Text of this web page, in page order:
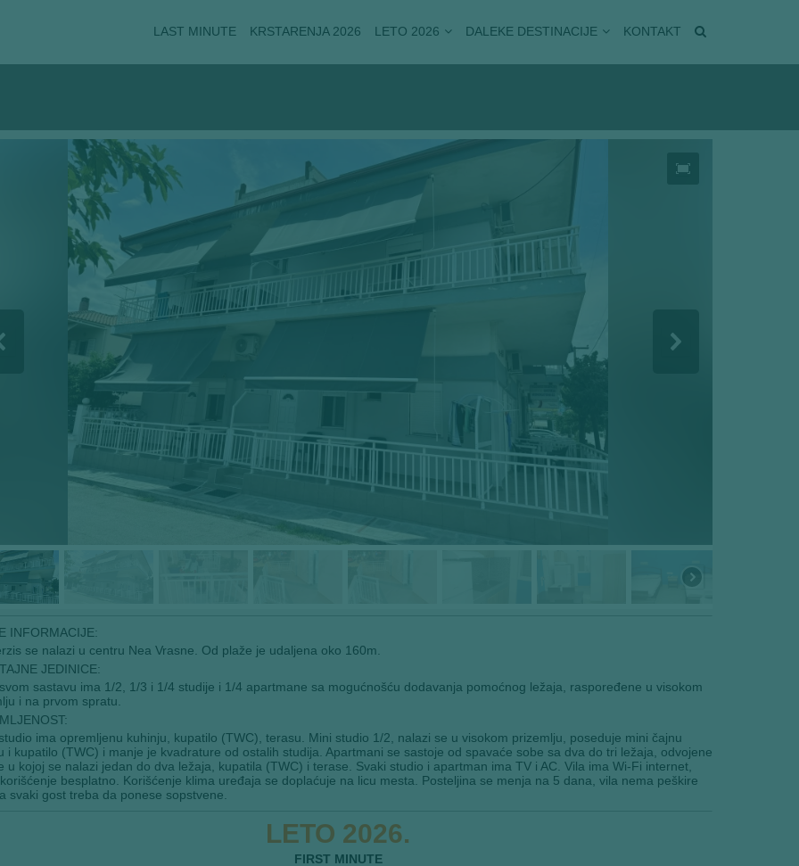
LAST MINUTE KRSTARENJA 2026 LETO 2026 DALEKE DESTINACIJE KONTAKT
INFORMACIJE:
se nalazi u centru Nea Vrasne. Od plaže je udaljena oko 160m.
JEDINICE:
sastavu ima 1/2, 1/3 i 1/4 studije i 1/4 apartmane sa mogućnošću dodavanja pomoćnog ležaja, raspoređene u visokom
i na prvom spratu.
ima opremljenu kuhinju, kupatilo (TWC), terasu. Mini studio 1/2, nalazi se u visokom prizemlju, poseduje mini čajnu
i kupatilo (TWC) i manje je kvadrature od ostalih studija. Apartmani se sastoje od spavaće sobe sa dva do tri ležaja, odvojene
u kojoj se nalazi jedan do dva ležaja, kupatila (TWC) i terase. Svaki studio i apartman ima TV i AC. Vila ima Wi-Fi internet,
besplatno. Korišćenje klima uređaja se doplaćuje na licu mesta. Posteljina se menja na 5 dana, vila nema peškire
svaki gost treba da ponese sopstvene.
LETO 2026.
FIRST MINUTE